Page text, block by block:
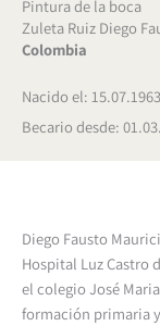
Pintura de la boca
Zuleta Ruiz Diego
Colombia
Nacido el: 15.07.1963
Becario desde:
Diego Fausto
Hospital Luz Castro
el colegio José
formación primaria